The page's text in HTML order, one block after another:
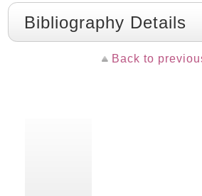
Bibliography Details
Back to